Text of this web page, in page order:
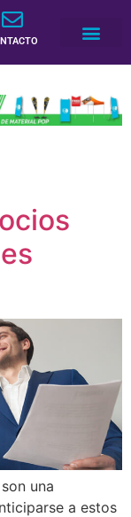
una
a estos